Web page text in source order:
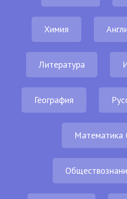
Химия
Литература
География
Математика